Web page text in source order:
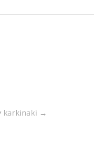
karkinaki →